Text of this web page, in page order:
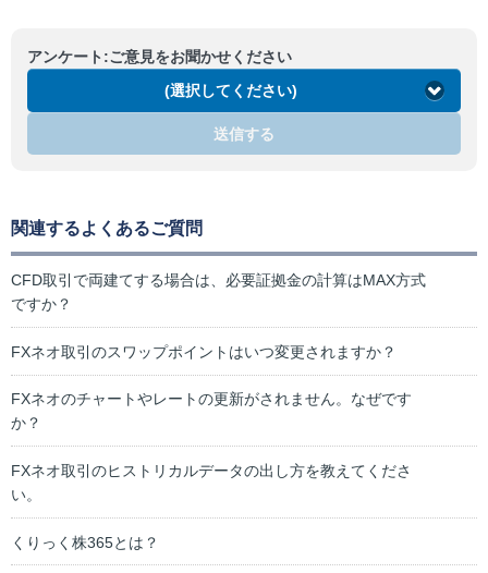
アンケート:ご意見をお聞かせください
(選択してください)
送信する
関連するよくあるご質問
CFD取引で両建てする場合は、必要証拠金の計算はMAX方式
ですか？
FXネオ取引のスワップポイントはいつ変更されますか？
FXネオのチャートやレートの更新がされません。なぜです
か？
FXネオ取引のヒストリカルデータの出し方を教えてくださ
い。
くりっく株365とは？